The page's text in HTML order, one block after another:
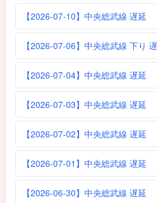
【2026-07-10】中央総武線 遅延
【2026-07-06】中央総武線 下り
【2026-07-04】中央総武線 遅延
【2026-07-03】中央総武線 遅延
【2026-07-02】中央総武線 遅延
【2026-07-01】中央総武線 遅延
【2026-06-30】中央総武線 遅延